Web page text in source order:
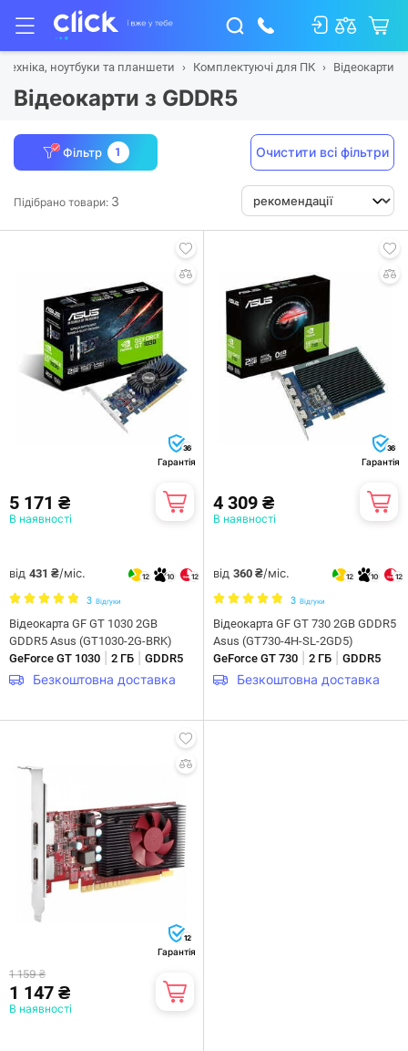
ноутбуки та планшети Комплектуючі для ПК Відеокарти
Відеокарти з GDDR5
Фільтр 1 Очистити всі фільтри
Підібрано товари: 3
36
Гарантія
5 171 ₴
В наявності
від 431 ₴/міс. 12 10 12
3 Відгуки
Відеокарта GF GT 1030 2GB
GDDR5 Asus (GT1030-2G-BRK)
GeForce GT 1030
2 ГБ GDDR5
Безкоштовна доставка
36
Гарантія
4 309 ₴
В наявності
від 360 ₴/міс. 12 10 12
3 Відгуки
Відеокарта GF GT 730 2GB GDDR5
Asus (GT730-4H-SL-2GD5)
GeForce GT 730
2 ГБ GDDR5
Безкоштовна доставка
12
Гарантія
1 159 ₴
1 147 ₴
В наявності